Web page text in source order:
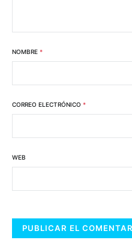
NOMBRE *
CORREO ELECTRÓNICO *
WEB